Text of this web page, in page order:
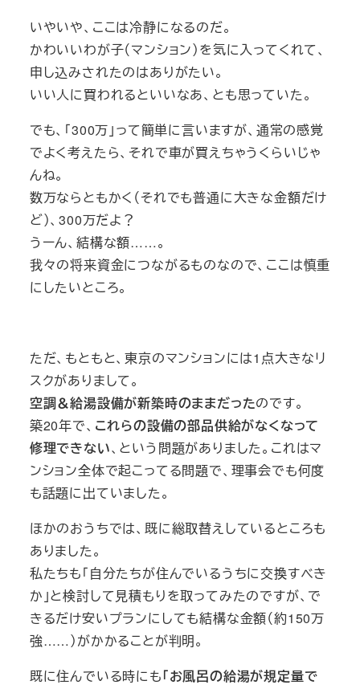
いやいや、ここは冷静になるのだ。
かわいいわが子（マンション）を気に入ってくれて、
申し込みされたのはありがたい。
いい人に買われるといいなあ、とも思っていた。
でも、「300万」って簡単に言いますが、通常の感覚
でよく考えたら、それで車が買えちゃうくらいじゃ
んね。
数万ならともかく（それでも普通に大きな金額だけ
ど）、300万だよ？
うーん、結構な額……。
我々の将来資金につながるものなので、ここは慎重
にしたいところ。
ただ、もともと、東京のマンションには1点大きなリ
スクがありまして。
空調＆給湯設備が新築時のままだったのです。
築20年で、 これらの設備の部品供給がなくなって
修理できない、という問題がありました。これはマ
ンション全体で起こってる問題で、理事会でも何度
も話題に出ていました。
ほかのおうちでは、既に総取替えしているところも
ありました。
私たちも「自分たちが住んでいるうちに交換すべき
か」と検討して見積もりを取ってみたのですが、で
きるだけ安いプランにしても結構な金額（約150万
強……）がかかることが判明。
既に住んでいる時にも「お風呂の給湯が規定量で